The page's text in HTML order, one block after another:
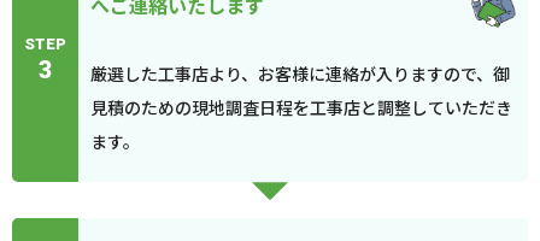
STEP
3
厳選した工事店より、お客様に連絡が入りますので、御
見積のための現地調査日程を工事店と調整していただき
ます。